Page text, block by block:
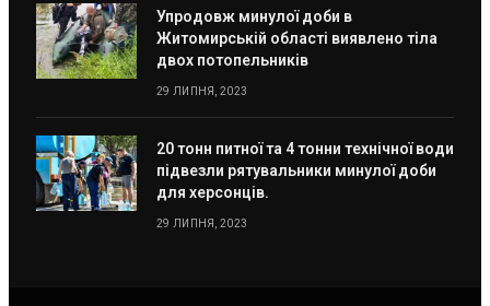
Упродовж минулої доби в
Житомирській області виявлено тіла
двох потопельників
29 ЛИПНЯ, 2023
20 тонн питної та 4 тонни технічної води
підвезли рятувальники минулої доби
для херсонців.
29 ЛИПНЯ, 2023